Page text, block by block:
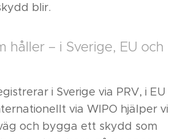
blir.
håller – i Sverige, EU och
i Sverige via PRV, i EU
via WIPO hjälper vi
och bygga ett skydd som